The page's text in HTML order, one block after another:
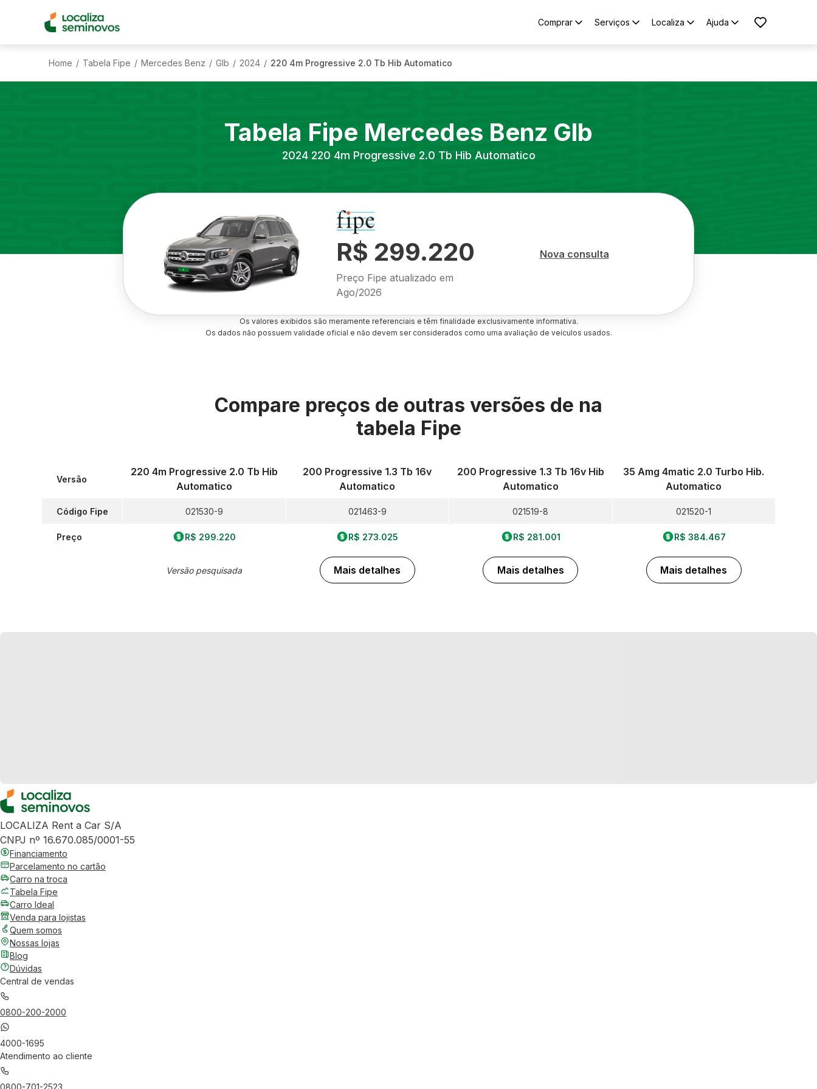
Comprar Serviços Localiza Ajuda
Home / Tabela Fipe / Mercedes Benz / Glb / 2024 / 220 4m Progressive 2.0 Tb Hib Automatico
Tabela Fipe Mercedes Benz Glb
2024 220 4m Progressive 2.0 Tb Hib Automatico
R$ 299.220
Preço Fipe atualizado em
Ago/2026
Nova consulta
Os valores exibidos são meramente referenciais e têm finalidade exclusivamente informativa.
Os dados não possuem validade oficial e não devem ser considerados como uma avaliação de veículos usados.
Compare preços de outras versões de na
tabela Fipe
Versão
Código Fipe
Preço
220 4m Progressive 2.0 Tb Hib
Automatico
021530-9
R$ 299.220
Versão pesquisada
200 Progressive 1.3 Tb 16v
Automatico
021463-9
R$ 273.025
Mais detalhes
200 Progressive 1.3 Tb 16v Hib
Automatico
021519-8
R$ 281.001
Mais detalhes
35 Amg 4matic 2.0 Turbo Hib.
Automatico
021520-1
R$ 384.467
Mais detalhes
LOCALIZA Rent a Car S/A
CNPJ nº 16.670.085/0001-55
Financiamento
Parcelamento no cartão
Carro na troca
Tabela Fipe
Carro Ideal
Venda para lojistas
Quem somos
Nossas lojas
Blog
Dúvidas
Central de vendas
0800-200-2000
4000-1695
Atendimento ao cliente
0800-701-2523